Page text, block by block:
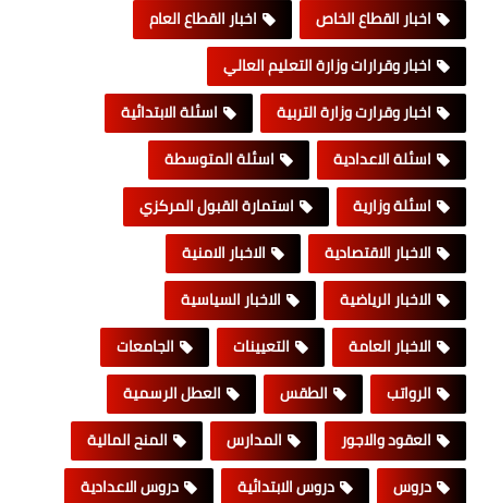
اخبار القطاع الخاص
اخبار القطاع العام
اخبار وقرارات وزارة التعليم العالي
اخبار وقرارت وزارة التربية
اسئلة الابتدائية
اسئلة الاعدادية
اسئلة المتوسطة
اسئلة وزارية
استمارة القبول المركزي
الاخبار الاقتصادية
الاخبار الامنية
الاخبار الرياضية
الاخبار السياسية
الاخبار العامة
التعيينات
الجامعات
الرواتب
الطقس
العطل الرسمية
العقود والاجور
المدارس
المنح المالية
دروس
دروس الابتدائية
دروس الاعدادية